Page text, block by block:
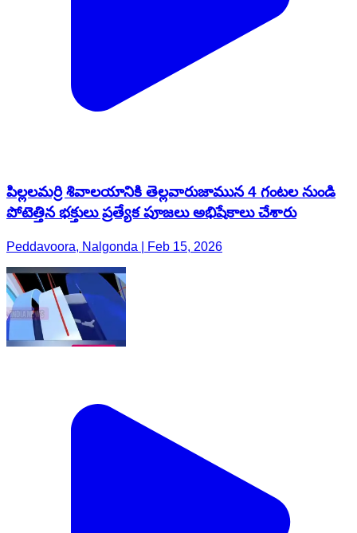
పిల్లలమర్రి శివాలయానికి తెల్లవారుజామున 4 గంటల నుండి
పోటెత్తిన భక్తులు ప్రత్యేక పూజలు అభిషేకాలు చేశారు
Peddavoora, Nalgonda | Feb 15, 2026